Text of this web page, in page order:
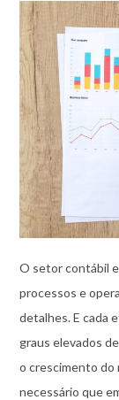
O setor contábil
processos e
detalhes. E cada
graus elevados
o crescimento do
necessário que